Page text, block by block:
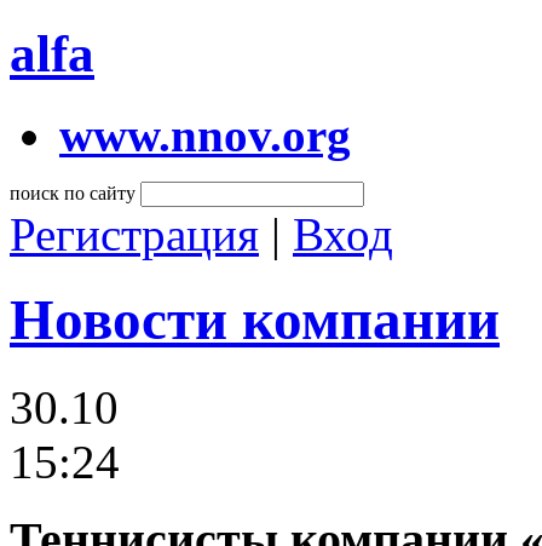
alfa
www.nnov.org
поиск по сайту
Регистрация | Вход
Новости компании
30.10
15:24